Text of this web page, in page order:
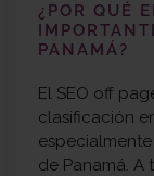
¿POR QUÉ
PANAMÁ?
El SEO off
clasificación
de Panamá. A